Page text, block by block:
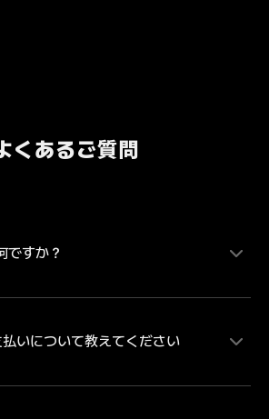
くあるご質問
ですか？
フェッショナルリーグの試合をラ
プレイヤーの試合を中心にレギュラ
いについて教えてください